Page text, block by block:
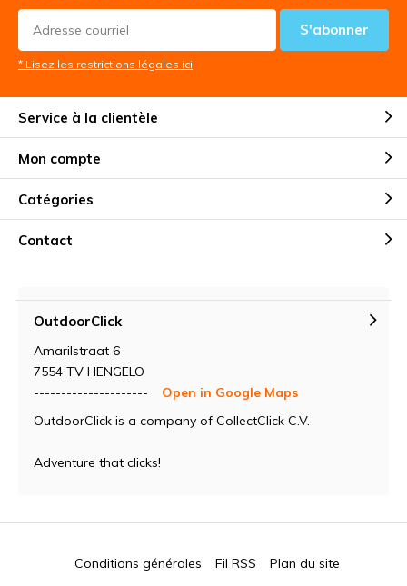
S'abonner
* Lisez les restrictions légales ici
Service à la clientèle
Mon compte
Catégories
Contact
OutdoorClick
Amarilstraat 6
7554 TV HENGELO
---------------------
Open in Google Maps
OutdoorClick is a company of CollectClick C.V.
Adventure that clicks!
Conditions générales Fil RSS Plan du site